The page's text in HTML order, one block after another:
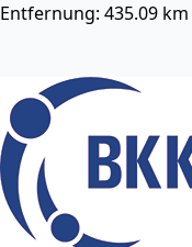
Entfernung: 435.09 km